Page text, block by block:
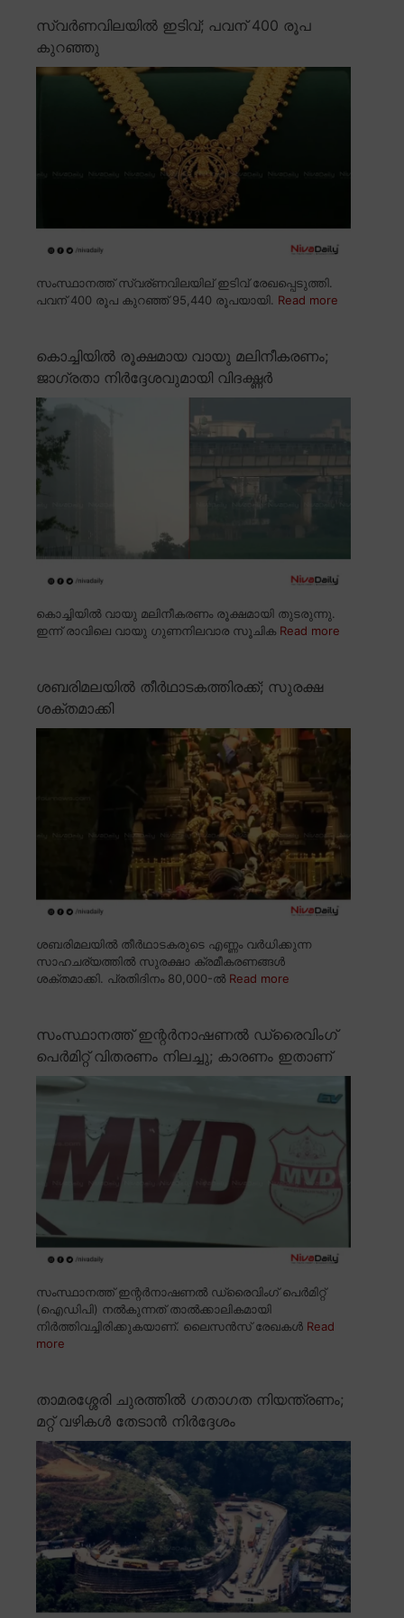
സ്വർണവിലയിൽ ഇടിവ്; പവന് 400 രൂപ
കുറഞ്ഞു
സംസ്ഥാനത്ത് സ്വര്ണവിലയില് ഇടിവ് രേഖപ്പെടുത്തി.
പവന് 400 രൂപ കുറഞ്ഞ് 95,440 രൂപയായി. Read more
കൊച്ചിയിൽ രൂക്ഷമായ വായു മലിനീകരണം;
ജാഗ്രതാ നിർദ്ദേശവുമായി വിദഗ്ദ്ധർ
കൊച്ചിയിൽ വായു മലിനീകരണം രൂക്ഷമായി തുടരുന്നു.
ഇന്ന് രാവിലെ വായു ഗുണനിലവാര സൂചിക Read more
ശബരിമലയിൽ തീർഥാടകത്തിരക്ക്; സുരക്ഷ
ശക്തമാക്കി
ശബരിമലയിൽ തീർഥാടകരുടെ എണ്ണം വർധിക്കുന്ന
സാഹചര്യത്തിൽ സുരക്ഷാ ക്രമീകരണങ്ങൾ
ശക്തമാക്കി. പ്രതിദിനം 80,000-ൽ Read more
സംസ്ഥാനത്ത് ഇന്റർനാഷണൽ ഡ്രൈവിംഗ്
പെർമിറ്റ് വിതരണം നിലച്ചു; കാരണം ഇതാണ്
സംസ്ഥാനത്ത് ഇന്റർനാഷണൽ ഡ്രൈവിംഗ് പെർമിറ്റ്
(ഐഡിപി) നൽകുന്നത് താൽക്കാലികമായി
നിർത്തിവച്ചിരിക്കുകയാണ്. ലൈസൻസ് രേഖകൾ Read
more
താമരശ്ശേരി ചുരത്തിൽ ഗതാഗത നിയന്ത്രണം;
മറ്റ് വഴികൾ തേടാൻ നിർദ്ദേശം